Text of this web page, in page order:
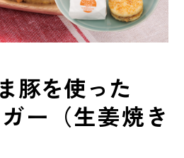
豚を使った
ー（生姜焼き